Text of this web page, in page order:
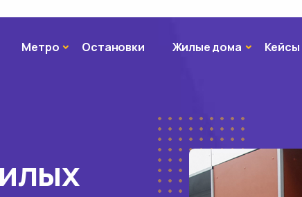
МетроМетроОстановки Жилые домаЖилые дома
Кейсы